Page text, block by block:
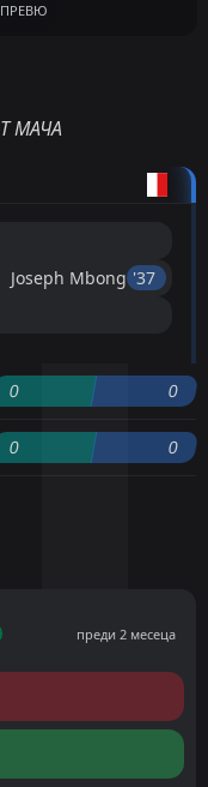
ПРЕВЮ
МАЧА
Joseph Mbong '37 ︎
0 0
0 0
преди 2 месеца